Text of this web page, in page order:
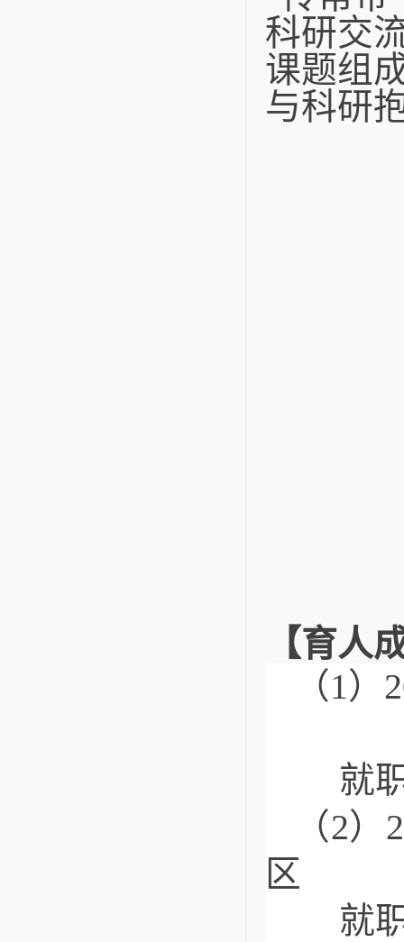
科研交
课题组
与科研
【育人
（1
就职
（2
区
就职